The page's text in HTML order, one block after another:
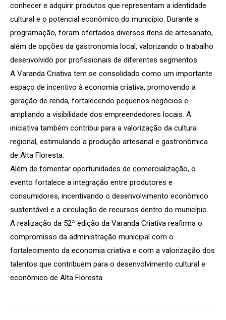
conhecer e adquirir produtos que representam a identidade
cultural e o potencial econômico do município. Durante a
programação, foram ofertados diversos itens de artesanato,
além de opções da gastronomia local, valorizando o trabalho
desenvolvido por profissionais de diferentes segmentos.
A Varanda Criativa tem se consolidado como um importante
espaço de incentivo à economia criativa, promovendo a
geração de renda, fortalecendo pequenos negócios e
ampliando a visibilidade dos empreendedores locais. A
iniciativa também contribui para a valorização da cultura
regional, estimulando a produção artesanal e gastronômica
de Alta Floresta.
Além de fomentar oportunidades de comercialização, o
evento fortalece a integração entre produtores e
consumidores, incentivando o desenvolvimento econômico
sustentável e a circulação de recursos dentro do município.
A realização da 52ª edição da Varanda Criativa reafirma o
compromisso da administração municipal com o
fortalecimento da economia criativa e com a valorização dos
talentos que contribuem para o desenvolvimento cultural e
econômico de Alta Floresta.